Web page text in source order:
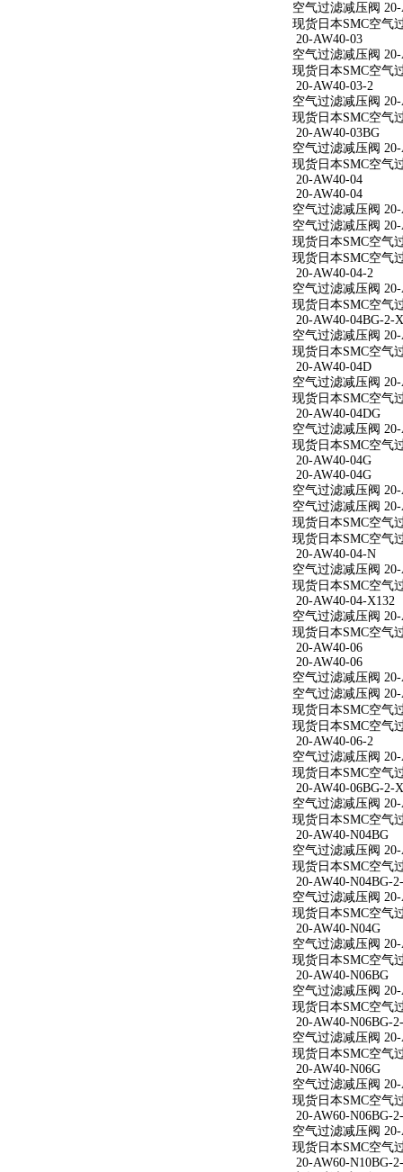
空气过滤减压阀 20-
现货日本SMC空气
20-AW40-03
空气过滤减压阀 20-
现货日本SMC空气
20-AW40-03-2
空气过滤减压阀
现货日本SMC空气
20-AW40-03BG
空气过滤减压阀 20-
现货日本SMC空气
20-AW40-04
20-AW40-04
空气过滤减压阀 20-
空气过滤减压阀 20-
现货日本SMC空气
现货日本SMC空气
20-AW40-04-2
空气过滤减压阀
现货日本SMC空气
20-AW40-04BG-2-
空气过滤减压阀
现货日本SMC空气
20-AW40-04D
空气过滤减压阀
现货日本SMC空气
20-AW40-04DG
空气过滤减压阀
现货日本SMC空气
20-AW40-04G
20-AW40-04G
空气过滤减压阀 20-
空气过滤减压阀 20-
现货日本SMC空气
现货日本SMC空气
20-AW40-04-N
空气过滤减压阀
现货日本SMC空气
20-AW40-04-X132
空气过滤减压阀
现货日本SMC空气
20-AW40-06
20-AW40-06
空气过滤减压阀 20-
空气过滤减压阀 20-
现货日本SMC空气
现货日本SMC空气
20-AW40-06-2
空气过滤减压阀
现货日本SMC空气
20-AW40-06BG-2-
空气过滤减压阀
现货日本SMC空气
20-AW40-N04BG
空气过滤减压阀
现货日本SMC空气
20-AW40-N04BG-
空气过滤减压阀
现货日本SMC空气
20-AW40-N04G
空气过滤减压阀
现货日本SMC空气
20-AW40-N06BG
空气过滤减压阀
现货日本SMC空气
20-AW40-N06BG-
空气过滤减压阀
现货日本SMC空气
20-AW40-N06G
空气过滤减压阀
现货日本SMC空气
20-AW60-N06BG-
空气过滤减压阀
现货日本SMC空气
20-AW60-N10BG-